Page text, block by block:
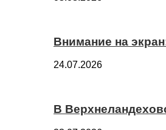
Внимание на
24.07.2026
В